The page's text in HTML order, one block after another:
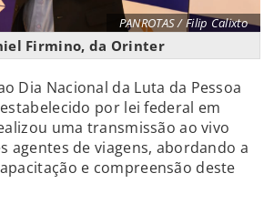
PANROTAS / Filip Calixto
Firmino, da Orinter
Dia Nacional da Luta da Pessoa
por lei federal em
uma transmissão ao vivo
agentes de viagens, abordando a
e compreensão deste